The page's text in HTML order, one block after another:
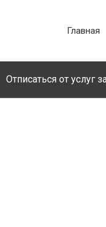
Главная
Отписаться от услуг